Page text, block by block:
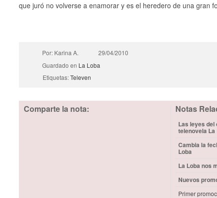
que juró no volverse a enamorar y es el heredero de una gran
Por: Karina A.
29/04/2010
Guardado en La Loba
Etiquetas:Televen
Comparte la nota: Notas
Las leyes del
telenovela La
Cambia la
Loba
La Loba nos
Nuevos
Primer